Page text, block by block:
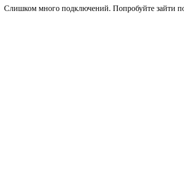
Слишком много подключений. Попробуйте зайти